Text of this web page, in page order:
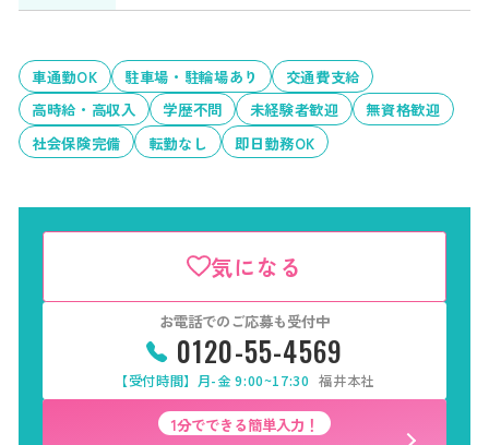
車通勤OK 駐車場・駐輪場あり
交通費支給
高時給・高収入
学歴不問 未経験者歓迎
無資格歓迎
社会保険完備
転勤なし 即日勤務OK
気になる
お電話でのご応募も受付中
0120-55-4569
【受付時間】月-金 9:00~17:30 福井本社
1分でできる簡単入力！